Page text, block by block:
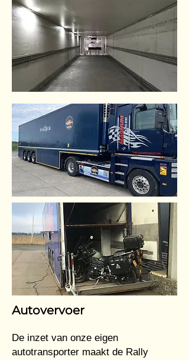
Autovervoer
De inzet van onze eigen
autotransporter maakt de Rally